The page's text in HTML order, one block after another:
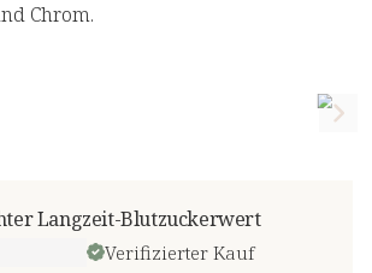
Chrom.
Langzeit-Blutzuckerwert
Verifizierter Kauf